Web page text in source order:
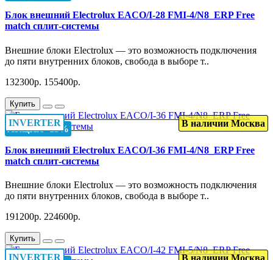
Блок внешний Electrolux EACO/I-28 FMI-4/N8_ERP Free
match сплит-системы
Внешние блоки Electrolux — это возможность подключения
до пяти внутренних блоков, свобода в выборе т..
132300р. 155400р.
Купить
АКЦИЯ -15%
INVERTER В наличии Москва
Блок внешний Electrolux EACO/I-36 FMI-4/N8_ERP Free
match сплит-системы
Внешние блоки Electrolux — это возможность подключения
до пяти внутренних блоков, свобода в выборе т..
191200р. 224600р.
Купить
INVERTER